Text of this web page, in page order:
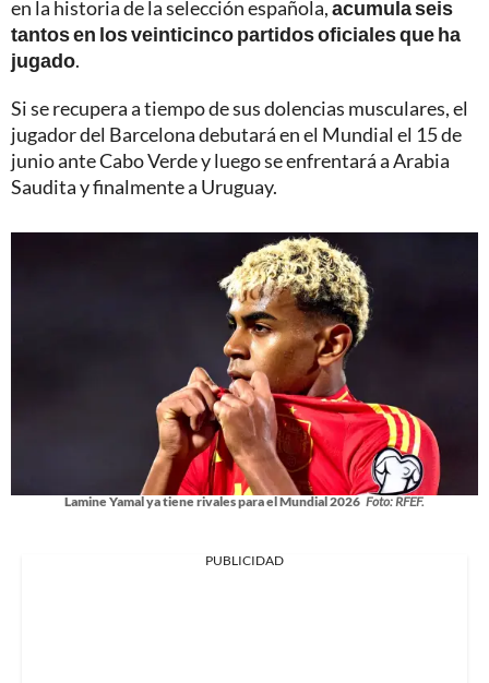
en la historia de la selección española,acumula seis
tantos en los veinticinco partidos oficiales que ha
jugado.
Si se recupera a tiempo de sus dolencias musculares, el
jugador del Barcelona debutará en el Mundial el 15 de
junio ante Cabo Verde y luego se enfrentará a Arabia
Saudita y finalmente a Uruguay.
Lamine Yamal ya tiene rivales para el Mundial 2026 Foto: RFEF.
PUBLICIDAD